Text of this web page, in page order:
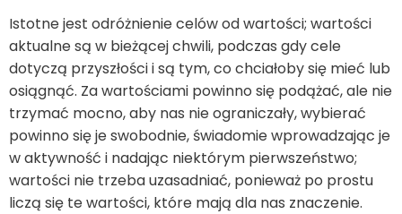
Istotne jest odróżnienie celów od wartości; wartości
aktualne są w bieżącej chwili, podczas gdy cele
dotyczą przyszłości i są tym, co chciałoby się mieć lub
osiągnąć. Za wartościami powinno się podążać, ale nie
trzymać mocno, aby nas nie ograniczały, wybierać
powinno się je swobodnie, świadomie wprowadzając je
w aktywność i nadając niektórym pierwszeństwo;
wartości nie trzeba uzasadniać, ponieważ po prostu
liczą się te wartości, które mają dla nas znaczenie.